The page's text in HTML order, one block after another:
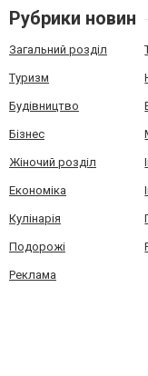
Рубрики новин
Загальний розділ
Туризм
Будівництво
Бізнес
Жіночий розділ
Економіка
Кулінарія
Подорожі
Реклама